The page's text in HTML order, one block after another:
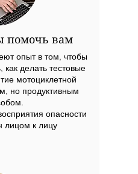
помочь вам
опыт в том, чтобы
делать тестовые
мотоциклетной
но продуктивным
опасности
лицом к лицу